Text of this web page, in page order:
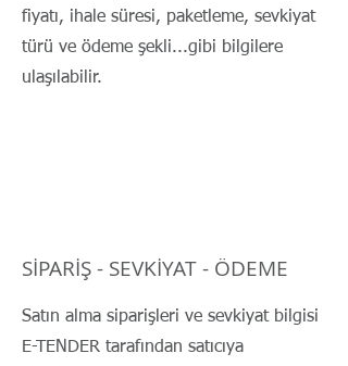
fiyatı, ihale süresi, paketleme, sevkiyat
türü ve ödeme şekli...gibi bilgilere
ulaşılabilir.
SİPARİŞ - SEVKİYAT - ÖDEME
Satın alma siparişleri ve sevkiyat bilgisi
E-TENDER tarafından satıcıya